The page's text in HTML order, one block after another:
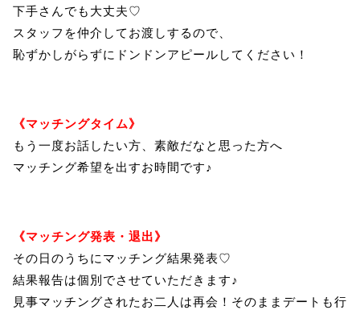
下手さんでも大丈夫♡
スタッフを仲介してお渡しするので、
恥ずかしがらずにドンドンアピールしてください！
《マッチングタイム》
もう一度お話したい方、素敵だなと思った方へ
マッチング希望を出すお時間です♪
《マッチング発表・退出》
その日のうちにマッチング結果発表♡
結果報告は個別でさせていただきます♪
見事マッチングされたお二人は再会！そのままデートも行